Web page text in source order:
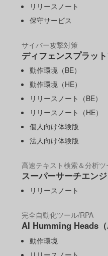
リリースノート
保守サービス
サイバー攻撃対策
ディフェンスプラット
動作環境（BE）
動作環境（HE）
リリースノート（BE）
リリースノート（HE）
個人向け体験版
法人向け体験版
高速テキスト検索＆分析ツ
スーパーサーチエンジ
リリースノート
完全自動化ツール/RPA
AI Humming Heads（
動作環境